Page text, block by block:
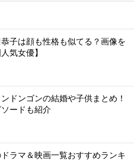
子は顔も性格も似てる？画像を
気女優】
ドンゴンの結婚や子供まとめ！
ードも紹介
ラマ＆映画一覧おすすめランキ